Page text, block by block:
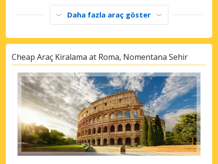
Daha fazla araç göster
Cheap Araç Kiralama at Roma, Nomentana Sehir